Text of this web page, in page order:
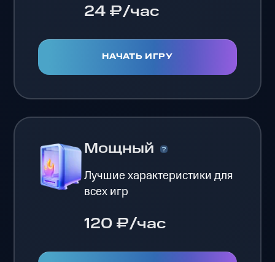
24 ₽/час
НАЧАТЬ ИГРУ
Мощный
Лучшие характеристики для
всех игр
120 ₽/час